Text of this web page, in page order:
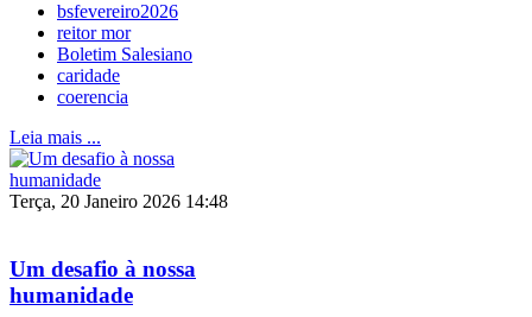
bsfevereiro2026
reitor mor
Boletim Salesiano
caridade
coerencia
Leia mais ...
Terça, 20 Janeiro 2026 14:48
Um desafio à nossa
humanidade